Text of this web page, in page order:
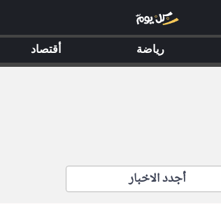
أجدد الاخبار
رياضة أقتصاد